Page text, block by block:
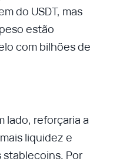
do USDT, mas
estão
com bilhões de
lado, reforçaria a
liquidez e
Por